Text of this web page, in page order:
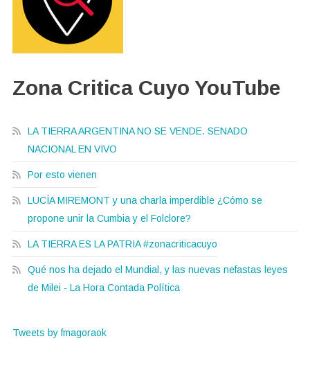
Zona Critica Cuyo YouTube
LA TIERRA ARGENTINA NO SE VENDE. SENADO
NACIONAL EN VIVO
Por esto vienen
LUCÍA MIREMONT y una charla imperdible ¿Cómo se
propone unir la Cumbia y el Folclore?
LA TIERRA ES LA PATRIA #zonacriticacuyo
Qué nos ha dejado el Mundial, y las nuevas nefastas leyes
de Milei - La Hora Contada Política
Tweets by fmagoraok